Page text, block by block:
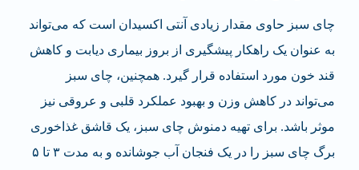
چای سبز حاوی مقدار زیادی آنتی اکسیدان است که می‌تواند
به عنوان یک راهکار پیشگیری از بروز بیماری دیابت و کاهش
قند خون مورد استفاده قرار گیرد. همچنین، چای سبز
می‌تواند در کاهش وزن و بهبود عملکرد قلبی و عروقی نیز
موثر باشد. برای تهیه دمنوش چای سبز، یک قاشق غذاخوری
برگ چای سبز را در یک فنجان آب جوشانده و به مدت ۳ تا ۵